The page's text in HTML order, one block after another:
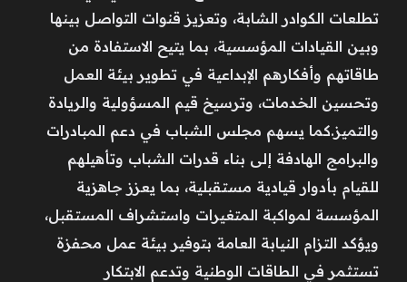
تطلعات الكوادر الشابة، وتعزيز قنوات التواصل بينها
وبين القيادات المؤسسية، بما يتيح الاستفادة من
طاقاتهم وأفكارهم الإبداعية في تطوير بيئة العمل
وتحسين الخدمات، وترسيخ قيم المسؤولية والريادة
والتميز.كما يسهم مجلس الشباب في دعم المبادرات
والبرامج الهادفة إلى بناء قدرات الشباب وتأهيلهم
للقيام بأدوار قيادية مستقبلية، بما يعزز جاهزية
المؤسسة لمواكبة المتغيرات واستشراف المستقبل،
ويؤكد التزام النيابة العامة بتوفير بيئة عمل محفزة
تستثمر في الطاقات الوطنية وتدعم الابتكار